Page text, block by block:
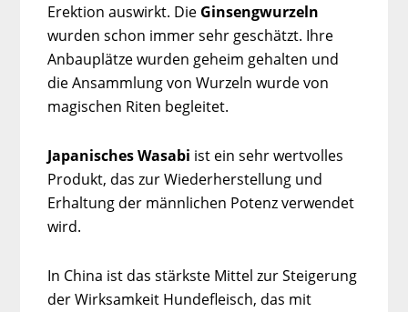
Erektion auswirkt. Die Ginsengwurzeln
wurden schon immer sehr geschätzt. Ihre
Anbauplätze wurden geheim gehalten und
die Ansammlung von Wurzeln wurde von
magischen Riten begleitet.
Japanisches Wasabi ist ein sehr wertvolles
Produkt, das zur Wiederherstellung und
Erhaltung der männlichen Potenz verwendet
wird.
In China ist das stärkste Mittel zur Steigerung
der Wirksamkeit Hundefleisch, das mit